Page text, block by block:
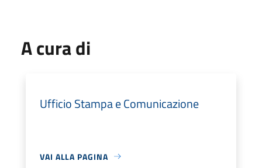
A cura di
Ufficio Stampa e Comunicazione
VAI ALLA PAGINA